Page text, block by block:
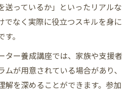
送っているか」といったリアルな
でなく実際に役立つスキルを身に
。
ター養成講座では、家族や支援者
が用意されている場合があり、
解を深めることができます。参加